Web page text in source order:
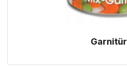
Garnitür